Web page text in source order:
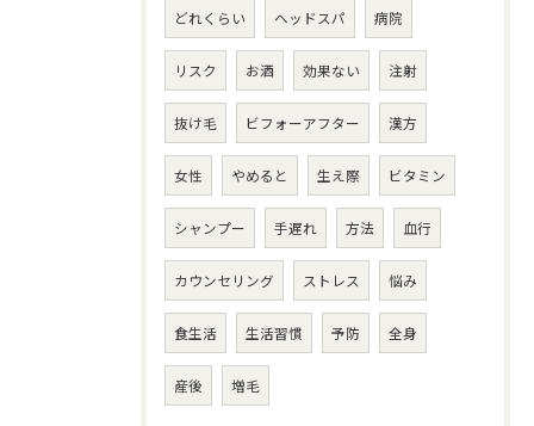
どれくらい ヘッドスパ 病院
リスク お酒 効果ない 注射
抜け毛 ビフォーアフター 漢方
女性 やめると 生え際 ビタミン
シャンプー 手遅れ 方法 血行
カウンセリング ストレス 悩み
食生活 生活習慣 予防 全身
産後 増毛